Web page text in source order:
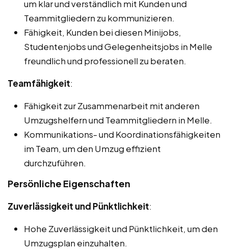
um klar und verständlich mit Kunden und
Teammitgliedern zu kommunizieren.
Fähigkeit, Kunden bei diesen Minijobs,
Studentenjobs und Gelegenheitsjobs in Melle
freundlich und professionell zu beraten.
Teamfähigkeit:
Fähigkeit zur Zusammenarbeit mit anderen
Umzugshelfern und Teammitgliedern in Melle.
Kommunikations- und Koordinationsfähigkeiten
im Team, um den Umzug effizient
durchzuführen.
Persönliche Eigenschaften
Zuverlässigkeit und Pünktlichkeit:
Hohe Zuverlässigkeit und Pünktlichkeit, um den
Umzugsplan einzuhalten.